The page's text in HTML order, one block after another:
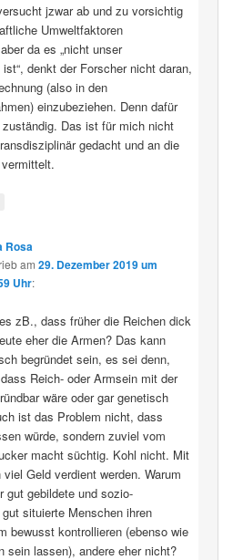
jzwar ab und zu vorsichtig
Umweltfaktoren
da es „nicht unser
denkt der Forscher nicht daran,
(also in den
einzubeziehen. Denn dafür
zuständig. Das ist für mich nicht
gedacht und an die
Rosa
am29. Dezember 2019 um
Uhr:
zB., dass früher die Reichen dick
eher die Armen? Das kann
begründet sein, es sei denn,
Reich- oder Armsein mit der
wäre oder gar genetisch
ist das Problem nicht, dass
würde, sondern zuviel vom
macht süchtig. Kohl nicht. Mit
Geld verdient werden. Warum
gut gebildete und sozio-
situierte Menschen ihren
bewusst kontrollieren (ebenso wie
sein lassen), andere eher nicht?